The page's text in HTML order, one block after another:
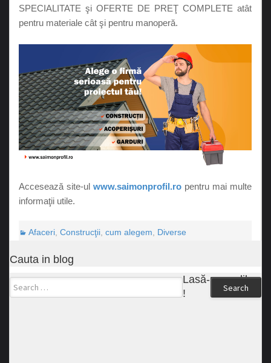
SPECIALITATE şi OFERTE DE PREŢ COMPLETE atât
pentru materiale cât şi pentru manoperă.
Accesează site-ul www.saimonprofil.ro pentru mai multe
informaţii utile.
Afaceri Construcţii cum alegem Diverse
Cauta in blog
Search
Lasă-ne un like
!